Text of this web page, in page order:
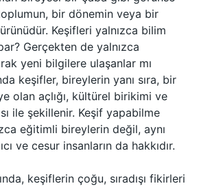
bir dönemin veya bir
Keşifleri yalnızca bilim
Gerçekten de yalnızca
yeni bilgilere ulaşanlar mı
keşifler, bireylerin yanı sıra, bir
olan açlığı, kültürel birikimi ve
ile şekillenir. Keşif yapabilme
eğitimli bireylerin değil, aynı
ve cesur insanların da hakkıdır.
keşiflerin çoğu, sıradışı fikirleri